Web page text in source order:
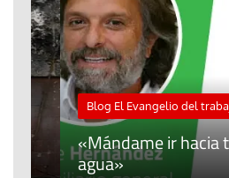
Blog El Evangelio del trabajo
«Mándame ir hacia ti
agua»